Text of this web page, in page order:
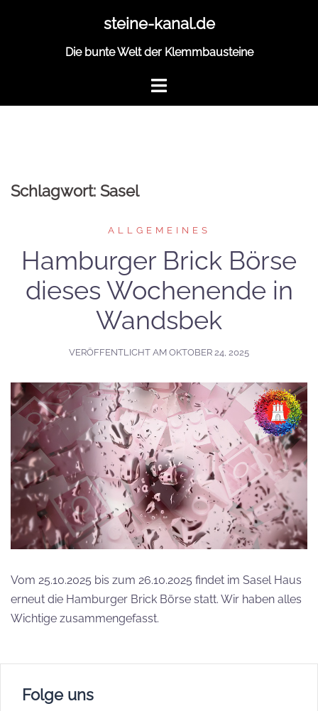
steine-kanal.de
Die bunte Welt der Klemmbausteine
Schlagwort: Sasel
ALLGEMEINES
Hamburger Brick Börse
dieses Wochenende in
Wandsbek
VERÖFFENTLICHT AM OKTOBER 24, 2025
Vom 25.10.2025 bis zum 26.10.2025 findet im Sasel Haus
erneut die Hamburger Brick Börse statt. Wir haben alles
Wichtige zusammengefasst.
Folge uns